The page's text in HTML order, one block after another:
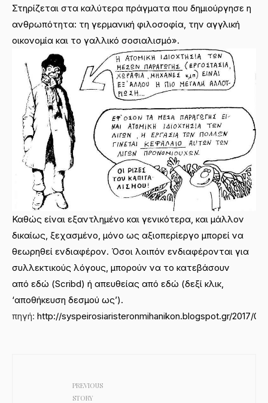
Στηρίζεται στα καλύτερα πράγματα που δημιούργησε η
ανθρωπότητα: τη γερμανική φιλοσοφία, την αγγλική
οικονομία και το γαλλικό σοσιαλισμό».
Καθώς είναι εξαντλημένο και γενικότερα, και μάλλον
δικαίως, ξεχασμένο, μόνο ως αξιοπερίεργο μπορεί να
θεωρηθεί ενδιαφέρον. Όσοι λοιπόν ενδιαφέρονται για
συλλεκτικούς λόγους, μπορούν να το κατεβάσουν
από εδώ (Scribd) ή απευθείας από εδώ (δεξί κλικ,
‘αποθήκευση δεσμού ως’).
πηγή: http://syspeirosiaristeronmihanikon.blogspot.gr/2017/
PREVIOUS
STORY